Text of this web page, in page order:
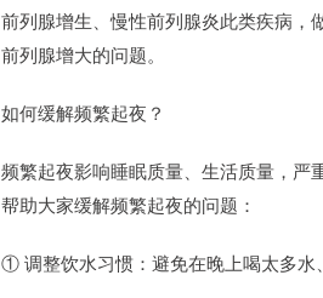
前列腺增生、慢性前列腺炎此类疾病，
前列腺增大的问题。
如何缓解频繁起夜？
频繁起夜影响睡眠质量、生活质量，严
帮助大家缓解频繁起夜的问题：
① 调整饮水习惯：避免在晚上喝太多水